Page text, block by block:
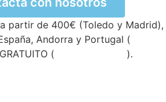
partir de 400€ (Toledo y Madrid),
Andorra y Portugal (
( ).